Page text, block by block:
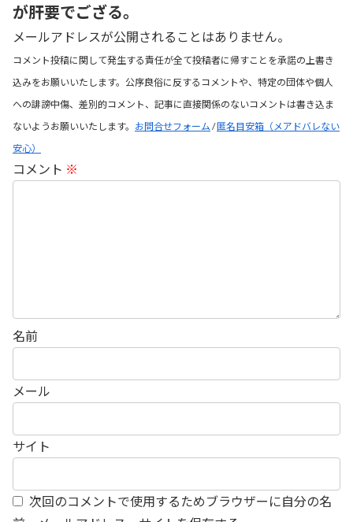
が肝要でござる。
メールアドレスが公開されることはありません。
コメント投稿に関して発生する責任が全て投稿者に帰すことを承諾の上書き
込みをお願いいたします。公序良俗に反するコメントや、特定の団体や個人
への誹謗中傷、差別的コメント、記事に直接関係のないコメントは書き込ま
ないようお願いいたします。 お問合せフォーム /匿名目安箱（メアドバレない
安心）
コメント ※
名前
メール
サイト
次回のコメントで使用するためブラウザーに自分の名